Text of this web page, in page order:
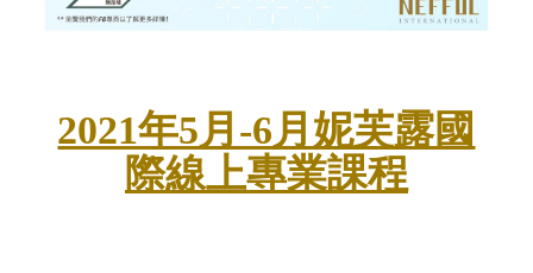
2021年5月-6月妮芙露國
際線上專業課程